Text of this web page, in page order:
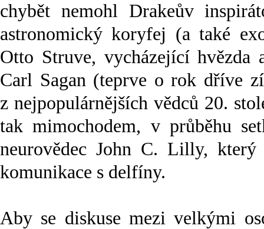
chybět nemohl Drakeův
astronomický koryfej (a také
Otto Struve, vycházející hvězda
Carl Sagan (teprve o rok dříve
z nejpopulárnějších vědců 20.
tak mimochodem, v průběhu
neurovědec John C. Lilly,
komunikace s delfíny.
Aby se diskuse mezi velkými